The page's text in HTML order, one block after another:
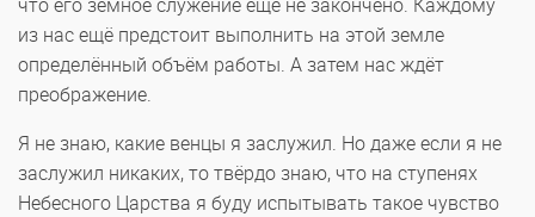
что его земное служение ещё не закончено. Каждому
из нас ещё предстоит выполнить на этой земле
определённый объём работы. А затем нас ждёт
преображение.
Я не знаю, какие венцы я заслужил. Но даже если я не
заслужил никаких, то твёрдо знаю, что на ступенях
Небесного Царства я буду испытывать такое чувство